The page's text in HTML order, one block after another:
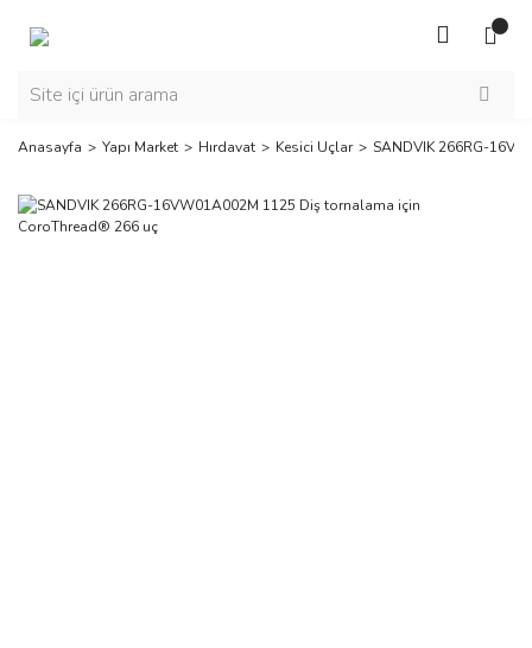
Anasayfa Yapı Market Hırdavat Kesici Uçlar SANDVIK 266RG-